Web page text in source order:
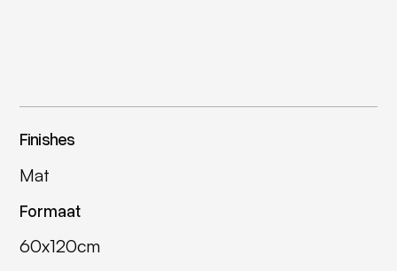
Finishes
Mat
Formaat
60x120cm